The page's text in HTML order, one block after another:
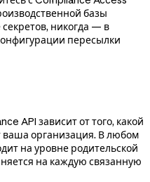
базы
никогда — в
пересылки
API зависит от того, какой
ваша организация. В любом
на уровне родительской
на каждую связанную